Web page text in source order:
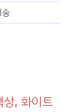
, 화이트